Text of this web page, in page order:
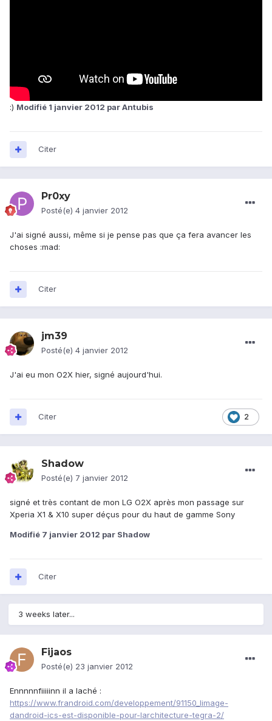
:) Modifié 1 janvier 2012 par Antubis
Citer
Pr0xy
Posté(e) 4 janvier 2012
J'ai signé aussi, même si je pense pas que ça fera avancer les
choses :mad:
Citer
jm39
Posté(e) 4 janvier 2012
J'ai eu mon O2X hier, signé aujourd'hui.
2
Citer
Shadow
Posté(e) 7 janvier 2012
signé et très contant de mon LG O2X après mon passage sur
Xperia X1 & X10 super déçus pour du haut de gamme Sony
Modifié 7 janvier 2012 par Shadow
Citer
3 weeks later...
Fijaos
Posté(e) 23 janvier 2012
Ennnnnfiiiiinn il a laché :
https://www.frandroid.com/developpement/91150_limage-
dandroid-ics-est-disponible-pour-larchitecture-tegra-2/